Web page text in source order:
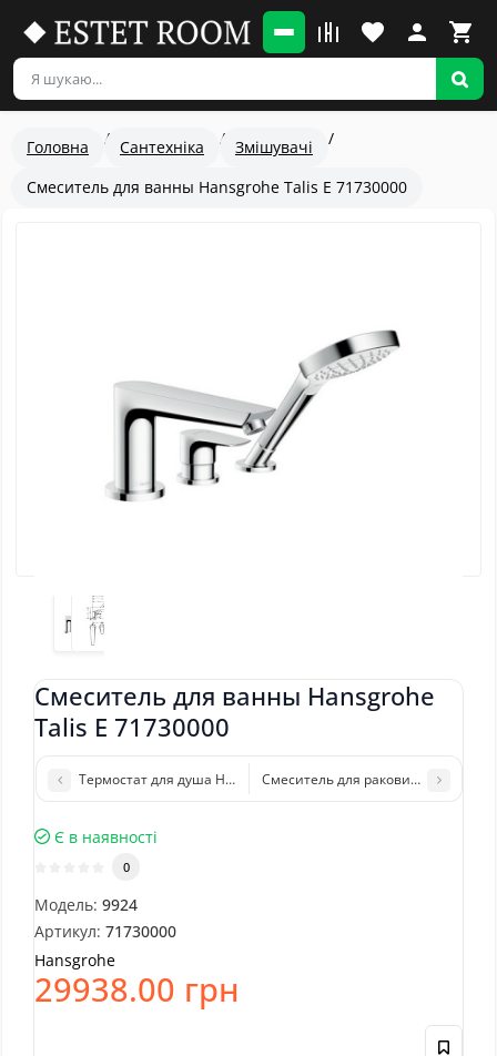
Головна Сантехніка
Змішувачі
Смеситель для ванны Hansgrohe Talis E 71730000
Смеситель для ванны Hansgrohe
Talis E 71730000
Термостат для душа Hansgrohe ShowerSelect 15762000
Смеситель для раковины
Є в наявності
0
Модель: 9924
Артикул: 71730000
Hansgrohe
29938.00 грн